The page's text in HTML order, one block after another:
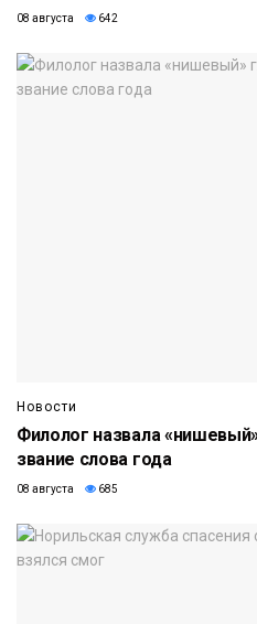
08 августа 642
Новости
Филолог назвала
звание слова года
08 августа 685